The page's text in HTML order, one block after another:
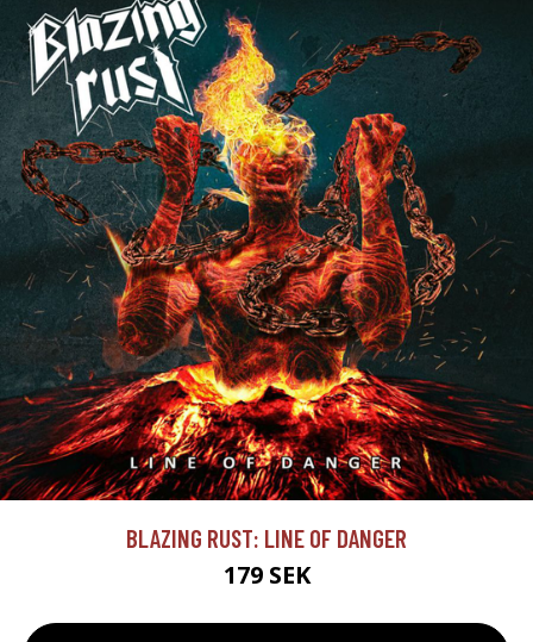
BLAZING RUST: LINE OF DANGER
179 SEK